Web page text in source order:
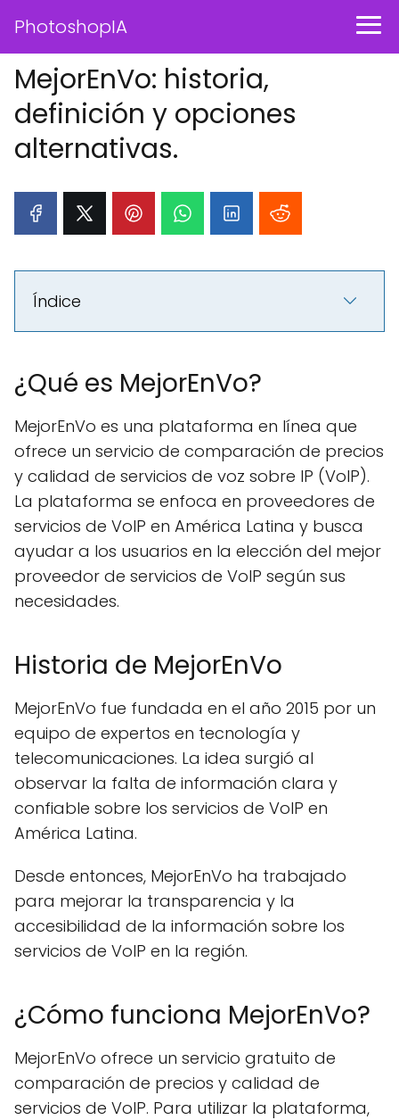
PhotoshopIA
MejorEnVo: historia,
definición y opciones
alternativas.
Índice
¿Qué es MejorEnVo?
MejorEnVo es una plataforma en línea que
ofrece un servicio de comparación de precios
y calidad de servicios de voz sobre IP (VoIP).
La plataforma se enfoca en proveedores de
servicios de VoIP en América Latina y busca
ayudar a los usuarios en la elección del mejor
proveedor de servicios de VoIP según sus
necesidades.
Historia de MejorEnVo
MejorEnVo fue fundada en el año 2015 por un
equipo de expertos en tecnología y
telecomunicaciones. La idea surgió al
observar la falta de información clara y
confiable sobre los servicios de VoIP en
América Latina.
Desde entonces, MejorEnVo ha trabajado
para mejorar la transparencia y la
accesibilidad de la información sobre los
servicios de VoIP en la región.
¿Cómo funciona MejorEnVo?
MejorEnVo ofrece un servicio gratuito de
comparación de precios y calidad de
servicios de VoIP. Para utilizar la plataforma,